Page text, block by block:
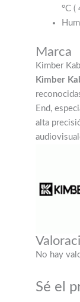
°C (
Marca
Kimber
Kimber
End,
alta
No hay
Sé el